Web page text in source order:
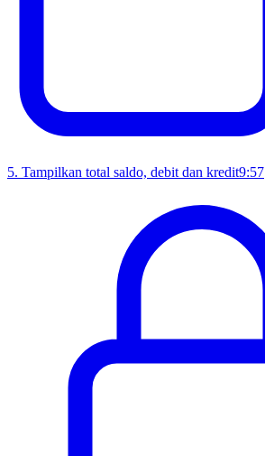
5. Tampilkan total saldo, debit dan kredit9:57